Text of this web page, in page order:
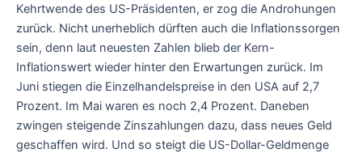
Kehrtwende des US-Präsidenten, er zog die Androhungen
zurück. Nicht unerheblich dürften auch die Inflationssorgen
sein, denn laut neuesten Zahlen blieb der Kern-
Inflationswert wieder hinter den Erwartungen zurück. Im
Juni stiegen die Einzelhandelspreise in den USA auf 2,7
Prozent. Im Mai waren es noch 2,4 Prozent. Daneben
zwingen steigende Zinszahlungen dazu, dass neues Geld
geschaffen wird. Und so steigt die US-Dollar-Geldmenge